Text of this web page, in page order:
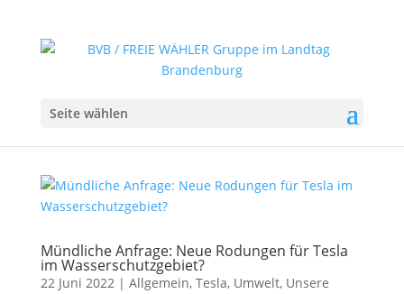
Seite wählen
Mündliche Anfrage: Neue Rodungen für Tesla
im Wasserschutzgebiet?
22 Juni 2022| Allgemein, Tesla, Umwelt, Unsere